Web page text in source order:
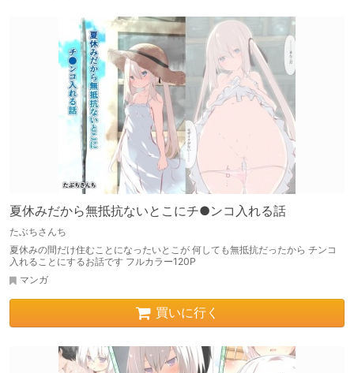
夏休みだから無抵抗ないとこにチ●ンコ入れる話
たぶちさんち
夏休みの間だけ住むことになったいとこが 何しても無抵抗だったから チンコ
入れることにするお話です フルカラー120P
マンガ
買いに行く